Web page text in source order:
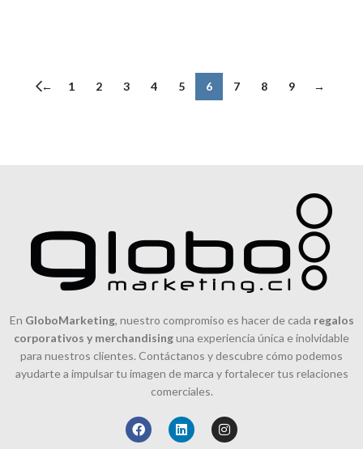
← 1 2 3 4 5 6 7 8 9 →
En GloboMarketing, nuestro compromiso es hacer de cada regalos
corporativos y merchandisinguna experiencia única e inolvidable
para nuestros clientes. Contáctanos y descubre cómo podemos
ayudarte a impulsar tu imagen de marca y fortalecer tus relaciones
comerciales.